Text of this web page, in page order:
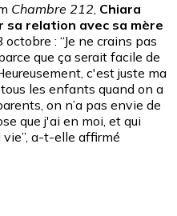
Chambre 212, Chiara
sa relation avec sa mère
octobre : “Je ne crains pas
que ça serait facile de
c'est juste ma
les enfants quand on a
on n’a pas envie de
que j'ai en moi, et qui
a-t-elle affirmé